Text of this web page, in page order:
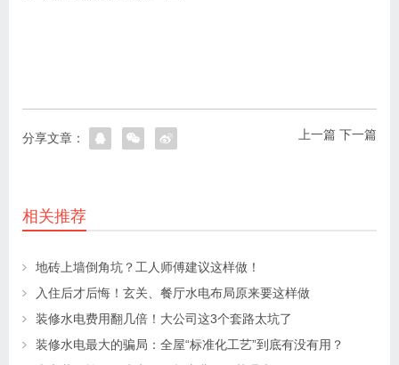
上一篇 下一篇
分享文章：
相关推荐
地砖上墙倒角坑？工人师傅建议这样做！
入住后才后悔！玄关、餐厅水电布局原来要这样做
装修水电费用翻几倍！大公司这3个套路太坑了
装修水电最大的骗局：全屋“标准化工艺”到底有没有用？